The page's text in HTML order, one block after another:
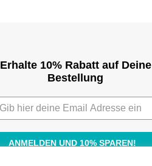
Erhalte 10% Rabatt auf Deine
Bestellung
ANMELDEN UND 10% SPAREN!